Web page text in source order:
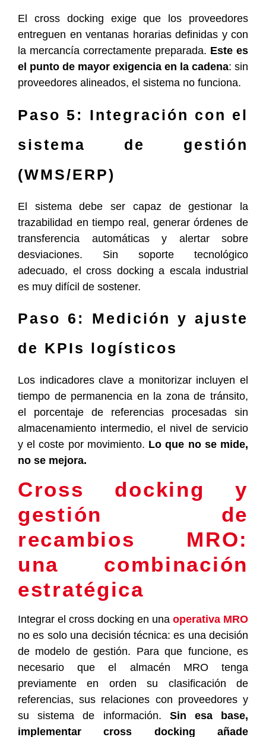
El cross docking exige que los proveedores
entreguen en ventanas horarias definidas y con
la mercancía correctamente preparada. Este es
el punto de mayor exigencia en la cadena: sin
proveedores alineados, el sistema no funciona.
Paso 5: Integración con el
sistema de gestión
(WMS/ERP)
El sistema debe ser capaz de gestionar la
trazabilidad en tiempo real, generar órdenes de
transferencia automáticas y alertar sobre
desviaciones. Sin soporte tecnológico
adecuado, el cross docking a escala industrial
es muy difícil de sostener.
Paso 6: Medición y ajuste
de KPIs logísticos
Los indicadores clave a monitorizar incluyen el
tiempo de permanencia en la zona de tránsito,
el porcentaje de referencias procesadas sin
almacenamiento intermedio, el nivel de servicio
y el coste por movimiento. Lo que no se mide,
no se mejora.
Cross docking y
gestión de
recambios MRO:
una combinación
estratégica
Integrar el cross docking en una operativa MRO
no es solo una decisión técnica: es una decisión
de modelo de gestión. Para que funcione, es
necesario que el almacén MRO tenga
previamente en orden su clasificación de
referencias, sus relaciones con proveedores y
su sistema de información. Sin esa base,
implementar cross docking añade